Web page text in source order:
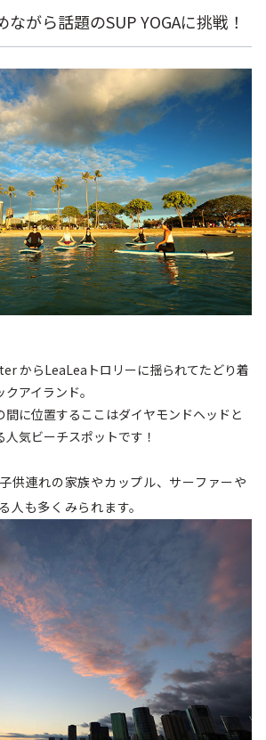
がら話題のSUP YOGAに挑戦！
からLeaLeaトロリーに揺られてたどり着
アイランド。
間に位置するここはダイヤモンドヘッドと
気ビーチスポットです！
供連れの家族やカップル、サーファーや
人も多くみられます。